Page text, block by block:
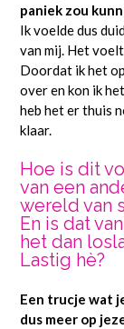
paniek zou
Ik voelde dus
van mij. Het voelt
Doordat ik het
over en kon ik
heb het er thuis
klaar.
Hoe is dit
van een
wereld van
En is dat
het dan
Lastig hè?
Een trucje wat
dus meer op